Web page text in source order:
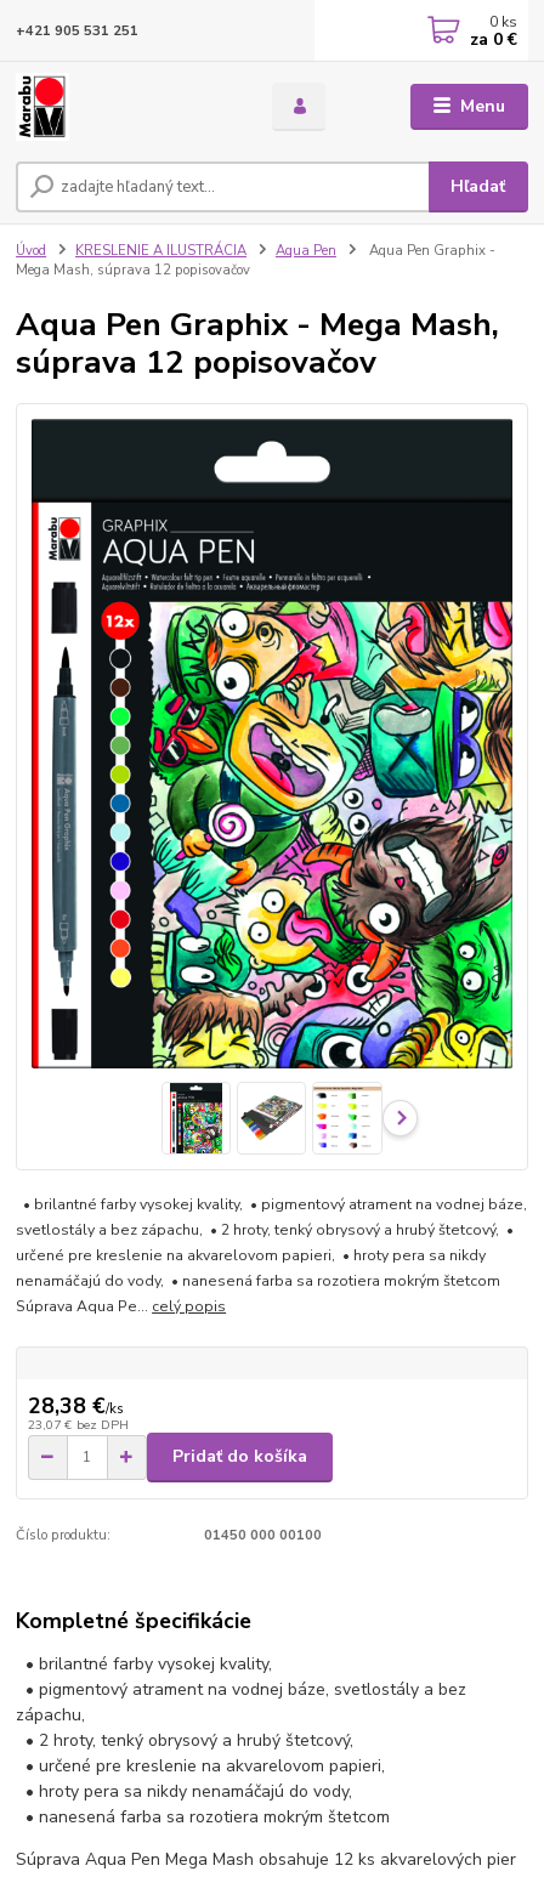
Menu
Hľadať
+421 905 531 251 0 ks
za 0 €
Úvod KRESLENIE A ILUSTRÁCIA Aqua Pen
Aqua Pen Graphix -
Mega Mash, súprava 12 popisovačov
Aqua Pen Graphix - Mega Mash,
súprava 12 popisovačov
• brilantné farby vysokej kvality, • pigmentový atrament na vodnej báze,
svetlostály a bez zápachu, • 2 hroty, tenký obrysový a hrubý štetcový, •
určené pre kreslenie na akvarelovom papieri, • hroty pera sa nikdy
nenamáčajú do vody, • nanesená farba sa rozotiera mokrým štetcom
Súprava Aqua Pe... celý popis
28,38 €/ks
23,07 € bez DPH
Pridať do košíka
Číslo produktu: 01450 000 00100
Kompletné špecifikácie
• brilantné farby vysokej kvality,
• pigmentový atrament na vodnej báze, svetlostály a bez
zápachu,
• 2 hroty, tenký obrysový a hrubý štetcový,
• určené pre kreslenie na akvarelovom papieri,
• hroty pera sa nikdy nenamáčajú do vody,
• nanesená farba sa rozotiera mokrým štetcom
Súprava Aqua Pen Mega Mash obsahuje 12 ks akvarelových pier